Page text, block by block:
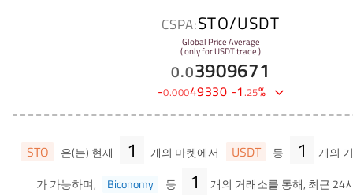
CSPA:STO/USDT
Global Price Average
( only for USDT trade )
0.03909671
-0.00049330 -1.25%
STO 은(는) 현재 1 개의 마켓에서 USDT 등 1
개의
가 가능하며,
Biconomy 등 1 개의 거래소를 통해, 최근 24